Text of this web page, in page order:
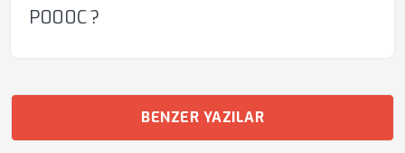
P000C ?
BENZER YAZILAR